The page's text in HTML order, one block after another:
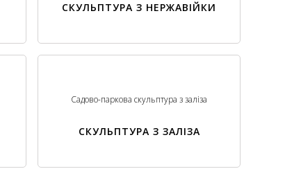
СКУЛЬПТУРА З НЕРЖАВІЙКИ
Садово-паркова скульптура з заліза
СКУЛЬПТУРА З ЗАЛІЗА